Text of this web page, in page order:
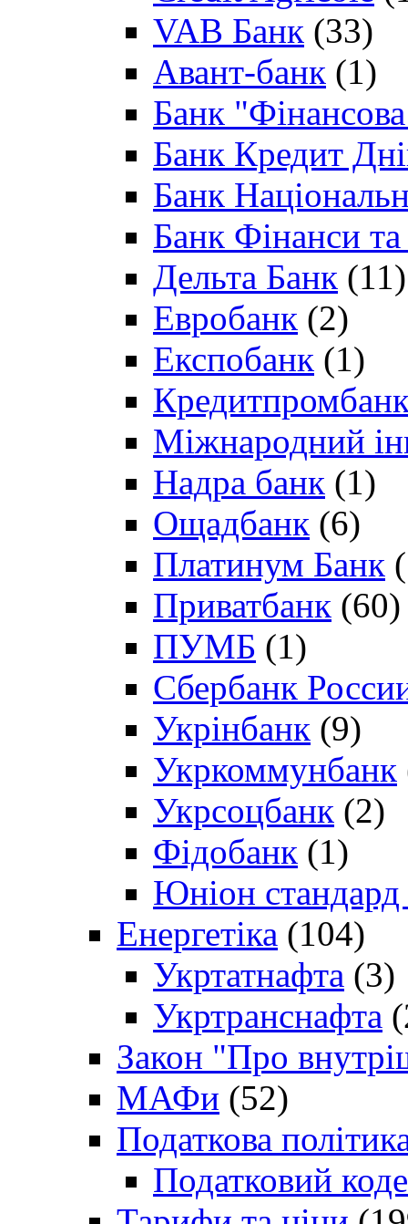
VAB Банк (33)
Авант-банк (1)
Банк "Фінансова
Банк Кредит
Банк
Банк Фінанси
Дельта Банк (11)
Евробанк (2)
Експобанк (1)
Міжнародний
Надра банк (1)
Ощадбанк (6)
Платинум Банк
Приватбанк (60)
ПУМБ (1)
Сбербанк
Укрінбанк (9)
Укркоммунбанк
Укрсоцбанк (2)
Фідобанк (1)
Юніон стандард
Енергетіка (104)
Укртатнафта (3)
Укртранснафта
Закон "Про
МАФи (52)
Податкова
Податковий